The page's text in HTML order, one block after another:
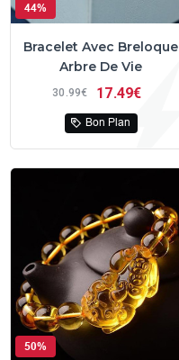
44%
Bracelet Avec Breloque
Arbre De Vie
30 99€ 17 49€
Bon Plan
50%